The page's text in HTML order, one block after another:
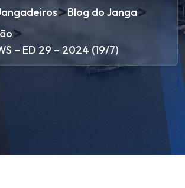
>Blog do Janga>
>
– ED 29 – 2024 (19/7)